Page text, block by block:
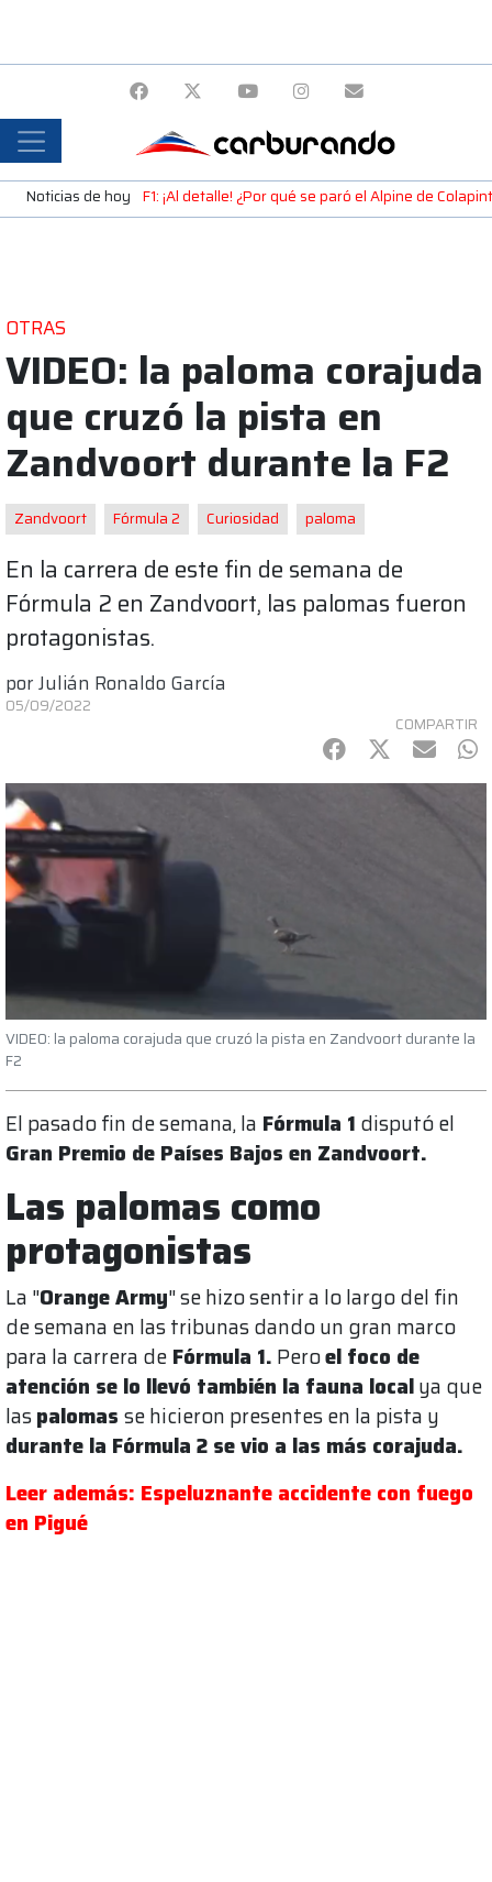
Noticias de hoy F1: ¡Al detalle! ¿Por qué se paró el Alpine de
OTRAS
VIDEO: la paloma corajuda
que cruzó la pista en
Zandvoort durante la F2
Zandvoort Fórmula 2 Curiosidad paloma
En la carrera de este fin de semana de
Fórmula 2 en Zandvoort, las palomas fueron
protagonistas.
porJulián Ronaldo García
05/09/2022
COMPARTIR
Facebook
Twitter
mail
VIDEO: la paloma corajuda que cruzó la pista en Zandvoort durante la
F2
El pasado fin de semana, la Fórmula 1 disputó el
Gran Premio de Países Bajos en Zandvoort.
Las palomas como
protagonistas
La "Orange Army" se hizo sentir a lo largo del fin
de semana en las tribunas dando un gran marco
para la carrera de Fórmula 1. Peroel foco de
atención se lo llevó también la fauna localya que
laspalomas se hicieron presentes en la pista y
durante la Fórmula 2 se vio a las más corajuda.
Leer además: Espeluznante accidente con fuego
en Pigué